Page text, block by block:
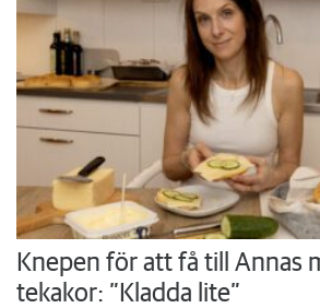
Knepen för att få till Annas
tekakor: ”Kladda lite”